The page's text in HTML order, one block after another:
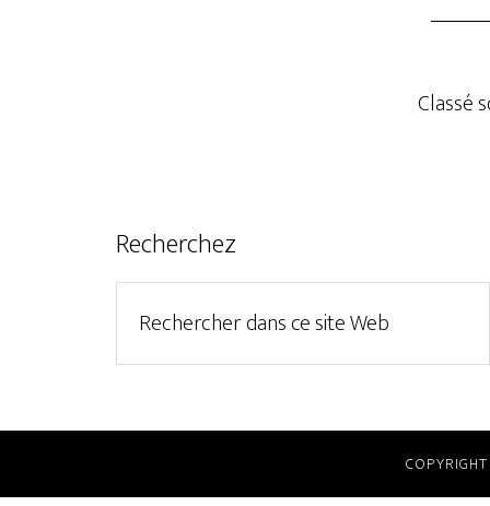
Classé
Recherchez